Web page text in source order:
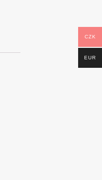
CZK
EUR